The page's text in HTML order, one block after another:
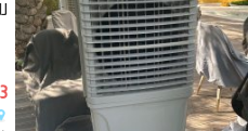
13